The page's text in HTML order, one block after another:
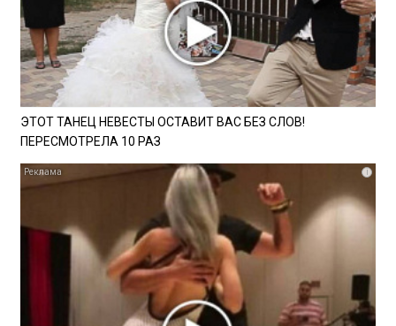
ЭТОТ ТАНЕЦ НЕВЕСТЫ ОСТАВИТ ВАС БЕЗ СЛОВ!
ПЕРЕСМОТРЕЛА 10 РАЗ
i